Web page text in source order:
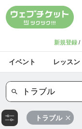
新規登録 /
イベント レッスン
トラブル